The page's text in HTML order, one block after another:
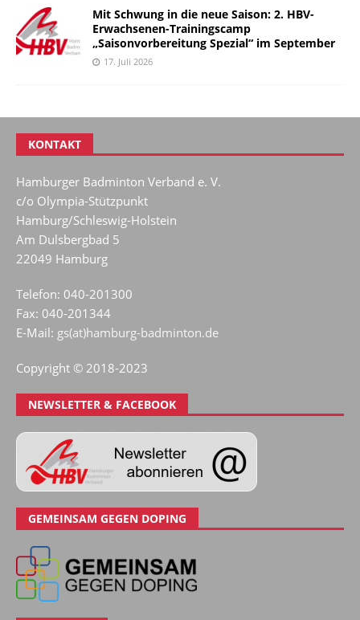
Mit Schwung in die neue Saison: 2. HBV-
Erwachsenen-Trainingscamp
„Saisonvorbereitung Spezial“ im September
17. Juli 2026
KONTAKT
Hamburger Badminton Verband e. V.
c/o Olympia-Stützpunkt
Hamburg/Schleswig-Holstein
Am Dulsbergbad 5
22049 Hamburg
Telefon: 040-201300
Fax: 040-201344
E-Mail: gs(at)hamburg-badminton.de
Copyright © 2018-2023
NEWSLETTER & FACEBOOK
GEMEINSAM GEGEN DOPING